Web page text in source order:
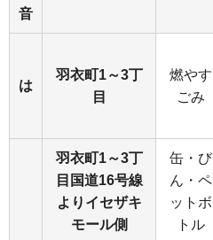
音
は
羽衣町1～3丁
目
燃やす
ごみ
羽衣町1～3丁
目国道16号線
よりイセザキ
モール側
缶・び
ん・ペ
ットボ
トル